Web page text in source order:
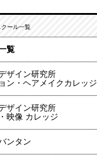
クール一覧
覧
ザイン研究所
ン・ヘアメイクカレッジ
ザイン研究所
映像 カレッジ
ンタン